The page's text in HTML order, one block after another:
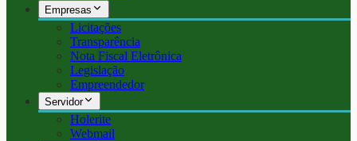
Empresas
Licitações
Transparência
Nota Fiscal Eletrônica
Legislação
Empreendedor
Servidor
Holerite
Webmail